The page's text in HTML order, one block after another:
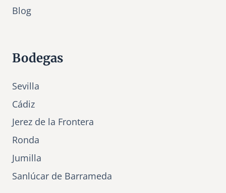
Blog
Bodegas
Sevilla
Cádiz
Jerez de la Frontera
Ronda
Jumilla
Sanlúcar de Barrameda